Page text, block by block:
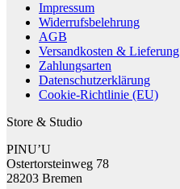
Impressum
Widerrufsbelehrung
AGB
Versandkosten & Lieferung
Zahlungsarten
Datenschutzerklärung
Cookie-Richtlinie (EU)
Store & Studio
PINU’U
Ostertorsteinweg 78
28203 Bremen